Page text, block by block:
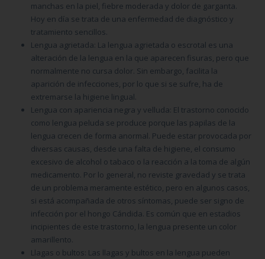
manchas en la piel, fiebre moderada y dolor de garganta.
Hoy en día se trata de una enfermedad de diagnóstico y
tratamiento sencillos.
Lengua agrietada: La lengua agrietada o escrotal es una
alteración de la lengua en la que aparecen fisuras, pero que
normalmente no cursa dolor. Sin embargo, facilita la
aparición de infecciones, por lo que si se sufre, ha de
extremarse la higiene lingual.
Lengua con apariencia negra yvelluda: El trastorno conocido
como lengua peluda se produce porque las papilas de la
lengua crecen de forma anormal. Puede estar provocada por
diversas causas, desde una falta de higiene, el consumo
excesivo de alcohol o tabaco o la reacción a la toma de algún
medicamento. Por lo general, no reviste gravedad y se trata
de un problema meramente estético, pero en algunos casos,
si está acompañada de otros síntomas, puede ser signo de
infección por el hongo Cándida. Es común que en estadios
incipientes de este trastorno, la lengua presente un color
amarillento.
Llagas o bultos: Las llagas y bultos en la lengua pueden